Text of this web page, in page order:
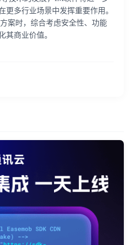
更多行业场景中发挥重要作用。
案时，综合考虑安全性、功能
其商业价值。
云服务条款和通讯云隐私政策
录客服云